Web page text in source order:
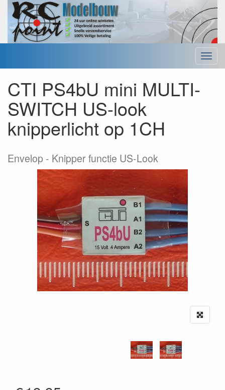
Menu
CTI PS4bU mini MULTI-
SWITCH US-look
knipperlicht op 1CH
Envelop Knipper functie US-Look